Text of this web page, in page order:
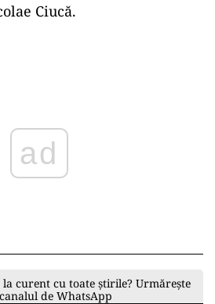
Ciucă.
curent cu toate știrile? Urmărește
de WhatsApp